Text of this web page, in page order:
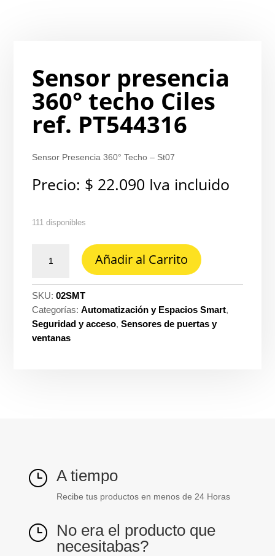
Sensor presencia
360° techo Ciles
ref. PT544316
Sensor Presencia 360° Techo – St07
Precio: $ 22.090 Iva incluido
111 disponibles
presencia
techo
Ciles
ref.
PT544316
Añadir al Carrito
SKU:02SMT
Categorías:Automatización y Espacios Smart,
Seguridad y acceso,Sensores de puertas y
ventanas
} A tiempo
Recibe tus productos en menos de 24 Horas
} No era el producto que
necesitabas?